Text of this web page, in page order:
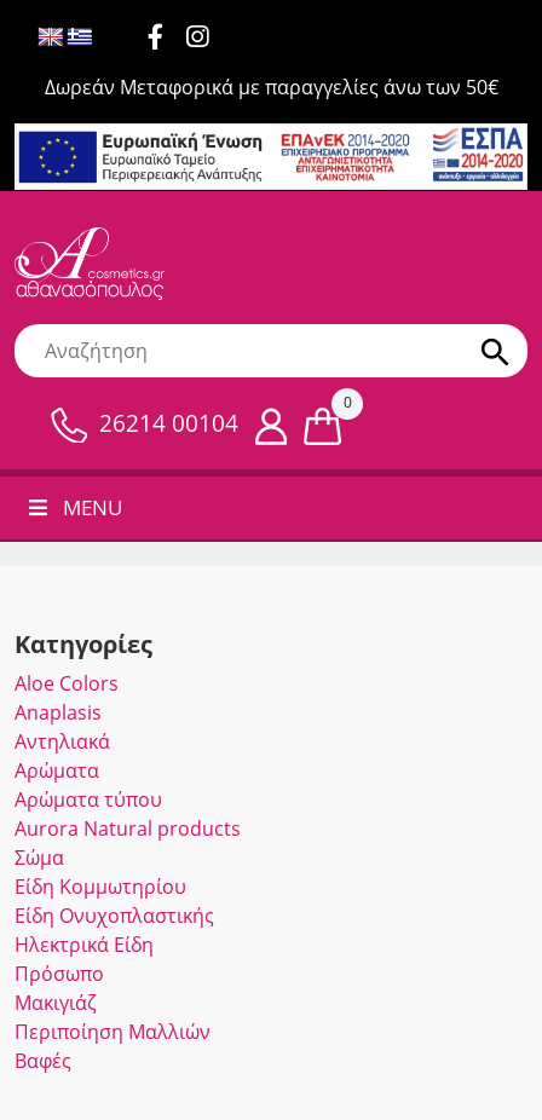
Δωρεάν Μεταφορικά με παραγγελίες άνω των 50€
26214 00104
0
MENU
Κατηγορίες
Αloe Colors
Anaplasis
Αντηλιακά
Αρώματα
Αρώματα τύπου
Αurora Νatural products
Σώμα
Είδη Κομμωτηρίου
Είδη Ονυχοπλαστικής
Ηλεκτρικά Είδη
Πρόσωπο
Μακιγιάζ
Περιποίηση Μαλλιών
Βαφές